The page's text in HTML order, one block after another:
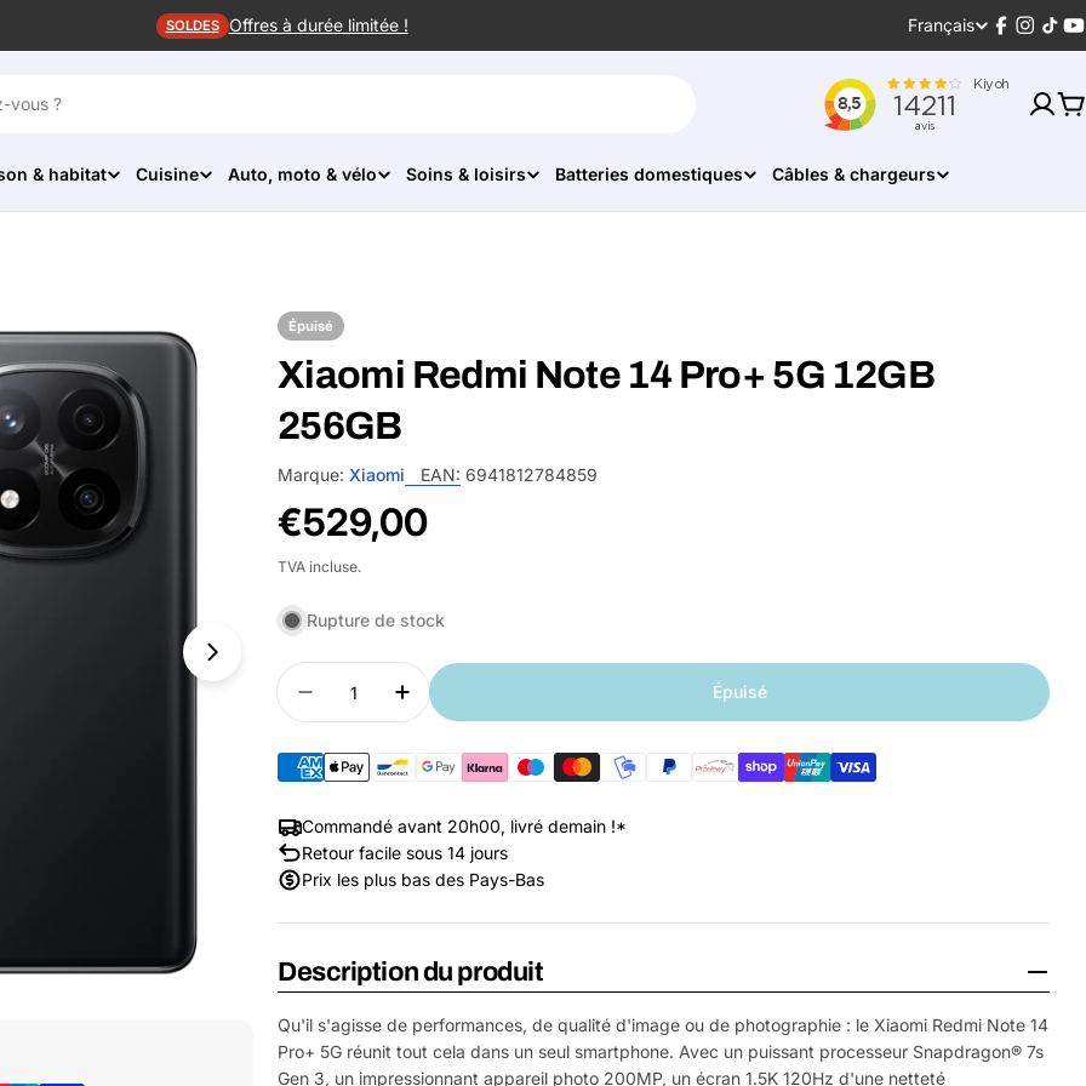
SOLDES Offres à durée limitée ! Langue
Français
Facebook
& habitat Cuisine Auto, moto & vélo Soins & loisirs Batteries domestiques Câbles & chargeurs
Épuisé
Xiaomi Redmi Note 14 Pro+ 5G 12GB
256GB
Marque: Xiaomi EAN: 6941812784859
Prix
habituel
€529,00
TVA incluse.
Rupture de stock
Quantité
Diminuer la quantité pour Xiaomi Redmi Note 14 Pro+ 5G 12GB 256GB
Augmenter la quantité pour Xiaomi Redmi Note 14 Pro+ 5G 12GB
Épuisé
Commandé avant 20h00, livré demain !*
Retour facile sous 14 jours
Prix les plus bas des Pays-Bas
Description du produit
Qu'il s'agisse de performances, de qualité d'image ou de photographie : le Xiaomi Redmi Note 14
Pro+ 5G réunit tout cela dans un seul smartphone. Avec un puissant processeur Snapdragon® 7s
Gen 3, un impressionnant appareil photo 200MP, un écran 1.5K 120Hz d'une netteté